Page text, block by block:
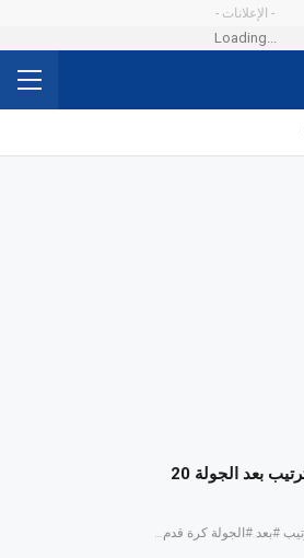
- الإعلانات -
Loading...
بعد الجولة 20
#بعد #الجولة كرة قدم…